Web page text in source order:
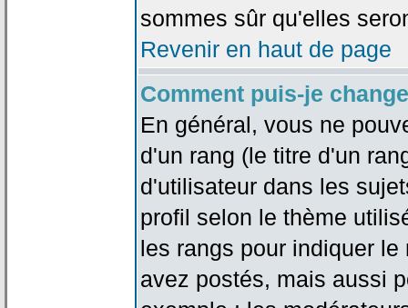
sommes sûr qu'elles
Revenir en haut de page
Comment puis-je
En général, vous ne
d'un rang (le titre d'un
d'utilisateur dans les
profil selon le thème
les rangs pour indiquer
avez postés, mais aussi